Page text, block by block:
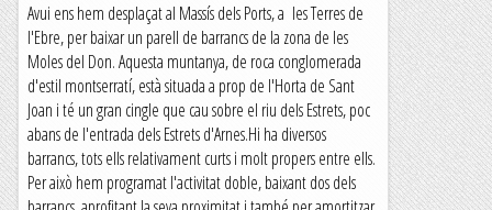
Avui ens hem desplaçat al Massís dels Ports, a les Terres de
l'Ebre, per baixar un parell de barrancs de la zona de les
Moles del Don. Aquesta muntanya, de roca conglomerada
d'estil montserratí, està situada a prop de l'Horta de Sant
Joan i té un gran cingle que cau sobre el riu dels Estrets, poc
abans de l'entrada dels Estrets d'Arnes.Hi ha diversos
barrancs, tots ells relativament curts i molt propers entre ells.
Per això hem programat l'activitat doble, baixant dos dels